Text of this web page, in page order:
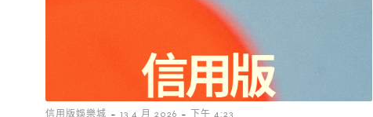
信用版娛樂城 13 4 月 2026 下午 4:23